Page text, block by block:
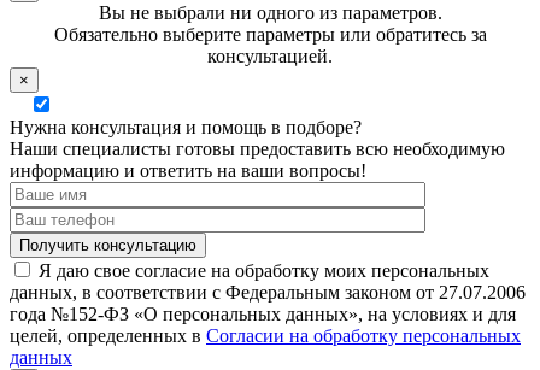
Вы не выбрали ни одного из параметров.
Обязательно выберите параметры или обратитесь за
консультацией.
×
Нужна консультация и помощь в подборе?
Наши специалисты готовы предоставить всю необходимую
информацию и ответить на ваши вопросы!
Я даю свое согласие на обработку моих персональных
данных, в соответствии с Федеральным законом от 27.07.2006
года №152-ФЗ «О персональных данных», на условиях и для
целей, определенных в Согласии на обработку персональных
данных